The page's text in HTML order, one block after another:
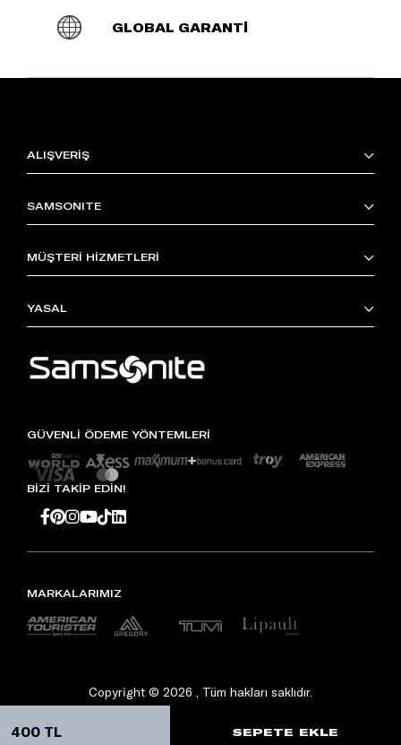
GLOBAL GARANTİ
ALIŞVERİŞ
SAMSONITE
MÜŞTERİ HİZMETLERİ
YASAL
GÜVENLİ ÖDEME YÖNTEMLERİ
BİZİ TAKİP EDİN!
MARKALARIMIZ
Copyright © 2026 , Tüm hakları saklıdır.
400 TL